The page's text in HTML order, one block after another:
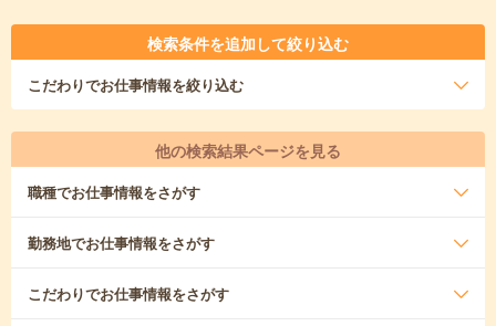
検索条件を追加して絞り込む
こだわりでお仕事情報を絞り込む
他の検索結果ページを見る
職種でお仕事情報をさがす
勤務地でお仕事情報をさがす
こだわりでお仕事情報をさがす